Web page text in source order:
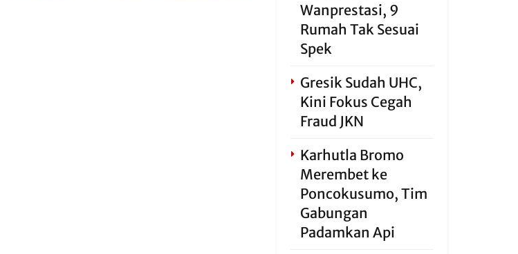
Wanprestasi, 9
Rumah Tak Sesuai
Spek
Gresik Sudah UHC,
Kini Fokus Cegah
Fraud JKN
Karhutla Bromo
Merembet ke
Poncokusumo, Tim
Gabungan
Padamkan Api